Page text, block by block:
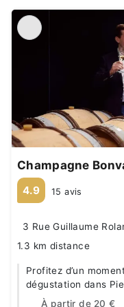
Champagne
4.9 15 avis
3 Rue Guillaume
1.3 km distance
Profitez d’un
dégustation dans
À partir de 20 €